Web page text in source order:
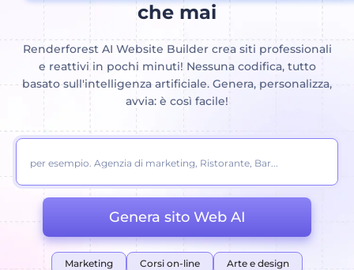
che mai
Renderforest AI Website Builder crea siti professionali
e reattivi in ​​pochi minuti! Nessuna codifica, tutto
basato sull'intelligenza artificiale. Genera, personalizza,
avvia: è così facile!
Genera sito Web AI
Marketing Corsi on-line
Arte e design